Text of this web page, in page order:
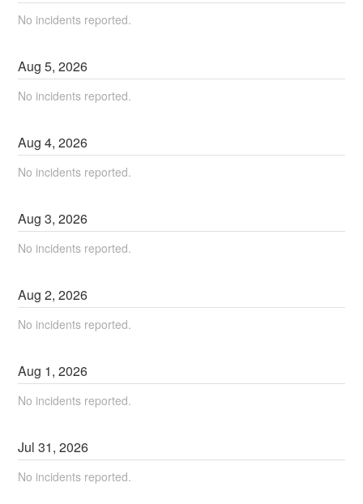
No incidents reported.
Aug5,2026
No incidents reported.
Aug4,2026
No incidents reported.
Aug3,2026
No incidents reported.
Aug2,2026
No incidents reported.
Aug 1,2026
No incidents reported.
Jul31,2026
No incidents reported.